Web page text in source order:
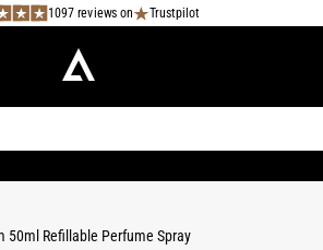
1097 reviews on Trustpilot
50ml Refillable Perfume Spray